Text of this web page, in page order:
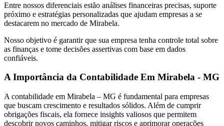
Entre nossos diferenciais estão análises financeiras precisas, suporte
próximo e estratégias personalizadas que ajudam empresas a se
destacarem no mercado de Mirabela.
Nosso objetivo é garantir que sua empresa tenha controle total sobre
as finanças e tome decisões assertivas com base em dados
confiáveis.
A Importância da Contabilidade Em Mirabela - MG
A contabilidade em Mirabela – MG é fundamental para empresas
que buscam crescimento e resultados sólidos. Além de cumprir
obrigações fiscais, ela fornece insights valiosos que permitem
descobrir novos caminhos, mitigar riscos e aprimorar operações